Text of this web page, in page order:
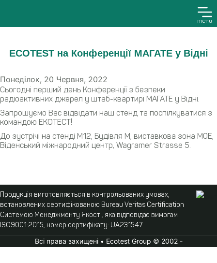
menu
ECOTEST на Конференції МАГАТЕ у Відні
Понеділок, 20 Червня, 2022
Сьогодні перший день Конференції з безпеки
радіоактивних джерел у штаб-квартирі МАГАТЕ у Відні.
Запрошуємо Вас відвідати наш стенд та поспілкуватися з
командою ЕКОТЕСТ!
До зустрічі на стенді M12, Будівля M, виставкова зона M0E,
Віденський міжнародний центр, Wagramer Strasse 5.
Продукція виготовляється в контрольованих умовах,
встановлених сертифікованою Bureau Veritas Certification
Системою Менеджменту Якості, яка відповідає вимогам
ISO9001:2015, номер сертифікату: UA231547.
Всі права захищені • Ecotest Group © 2002 -